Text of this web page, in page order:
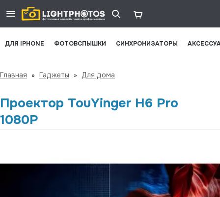
ДЛЯ IPHONE ФОТОВСПЫШКИ СИНХРОНИЗАТОРЫ
Главная » Гаджеты » Для дома
Проектор TouYinger H6 Pro
1080P